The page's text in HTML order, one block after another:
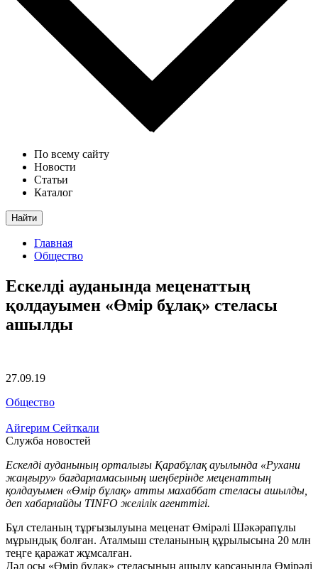
По всему сайту
Новости
Статьи
Каталог
Найти
Главная
Общество
Ескелді ауданында меценаттың
қолдауымен «Өмір бұлақ» стеласы
ашылды
27.09.19
Общество
Айгерим Сейткали
Служба новостей
Ескелді ауданының орталығы​ Қарабұлақ ауылында «Рухани
жаңғыру» бағдарламасының шеңберінде меценаттың
қолдауымен «Өмір бұлақ» атты махаббат стеласы ашылды,
деп хабарлайды TINFO желілік агенттігі.
Бұл стеланың тұрғызылуына меценат Өмірәлі Шәкәрапұлы
мұрындық болған. Аталмыш стеланының құрылысына 20 млн
теңге қаражат жұмсалған.
Дәл осы «Өмір бұлақ» стеласының ашылу қарсаңында Өмірәлі